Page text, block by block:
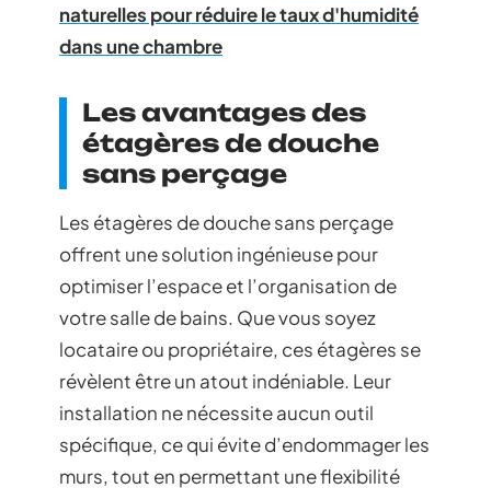
naturelles pour réduire le taux d'humidité
dans une chambre
Les avantages des
étagères de douche
sans perçage
Les étagères de douche sans perçage
offrent une solution ingénieuse pour
optimiser l’espace et l’organisation de
votre salle de bains. Que vous soyez
locataire ou propriétaire, ces étagères se
révèlent être un atout indéniable. Leur
installation ne nécessite aucun outil
spécifique, ce qui évite d’endommager les
murs, tout en permettant une flexibilité